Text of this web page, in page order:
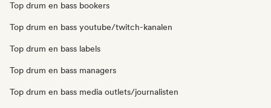
Top drum en bass bookers
Top drum en bass youtube/twitch-kanalen
Top drum en bass labels
Top drum en bass managers
Top drum en bass media outlets/journalisten